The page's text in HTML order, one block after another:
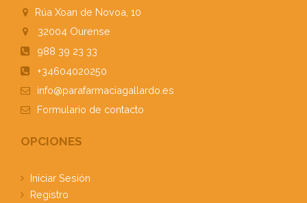
Rúa Xoan de Novoa, 10
32004 Ourense
988 39 23 33
+34604020250
info@parafarmaciagallardo.es
Formulario de contacto
OPCIONES
Iniciar Sesión
Registro